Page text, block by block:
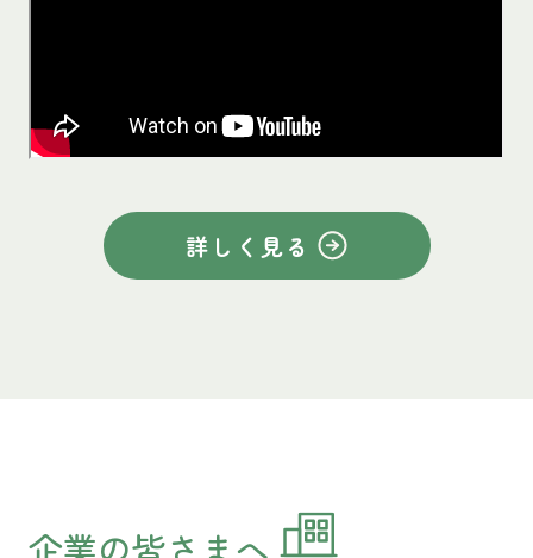
詳しく見る
企業の皆さまへ